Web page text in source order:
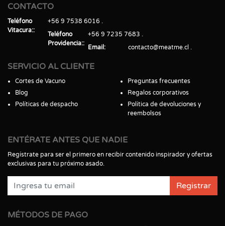
CONTACTO
Teléfono
Vitacura:
+56 9 7538 6016
Teléfono
Providencia:
+56 9 7235 7683
Email
contacto@meatme.cl
SERVICIO AL CLIENTE
Cortes de Vacuno
Blog
Políticas de despacho
Preguntas frecuentes
Regalos corporativos
Política de devoluciones y
reembolsos
ENTÉRATE ANTES QUE NADIE
Regístrate para ser el primero en recibir contenido inspirador y ofertas
exclusivas para tu próximo asado.
Registrar
MÉTODOS DE PAGO